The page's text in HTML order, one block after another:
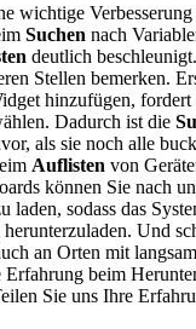
wichtige
Suchen nach
deutlich
Stellen bemerken.
hinzufügen, fordert
Dadurch ist die
als sie noch alle
Auflisten von
können Sie nach
laden, sodass das
Und
an Orten mit
Erfahrung beim
Sie uns Ihre